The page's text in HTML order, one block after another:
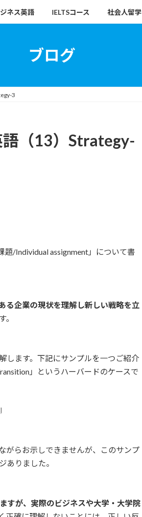
ネス英語 IELTSコース 社会人留学
ブログ
3
（13）Strategy-
/Individual assignment」について書
る企業の現状を理解し新しい戦略を立
します。下記にサンプルを一つご紹介
」というハーバードのケースで
がらお示しできませんが、このサンプ
ありました。
すが、実際のビジネスや大学・大学院